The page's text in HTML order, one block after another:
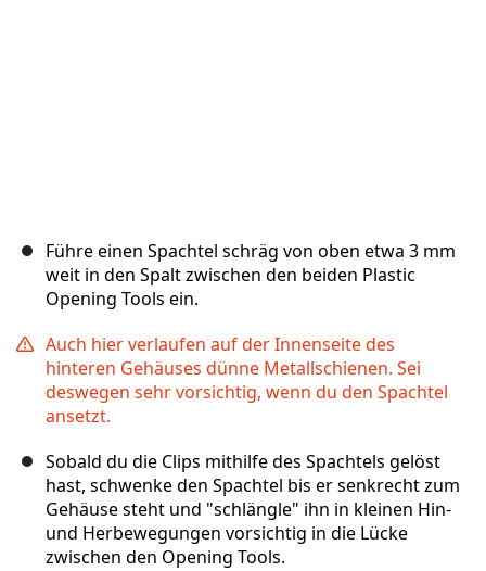
Führe einen Spachtel schräg von oben etwa 3 mm
weit in den Spalt zwischen den beiden Plastic
Opening Tools ein.
Auch hier verlaufen auf der Innenseite des
hinteren Gehäuses dünne Metallschienen. Sei
deswegen sehr vorsichtig, wenn du den Spachtel
ansetzt.
Sobald du die Clips mithilfe des Spachtels gelöst
hast, schwenke den Spachtel bis er senkrecht zum
Gehäuse steht und "schlängle" ihn in kleinen Hin-
und Herbewegungen vorsichtig in die Lücke
zwischen den Opening Tools.